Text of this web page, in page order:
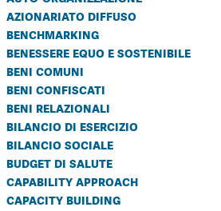
Impresa sociale e democrazia
Acini di fuoco - Dossier Mezzogiorno
Valutazione e dintorni
azionariato diffuso
benchmarking
benessere equo e sostenibile
beni comuni
beni confiscati
beni relazionali
bilancio di esercizio
bilancio sociale
budget di salute
capability approach
capacity building